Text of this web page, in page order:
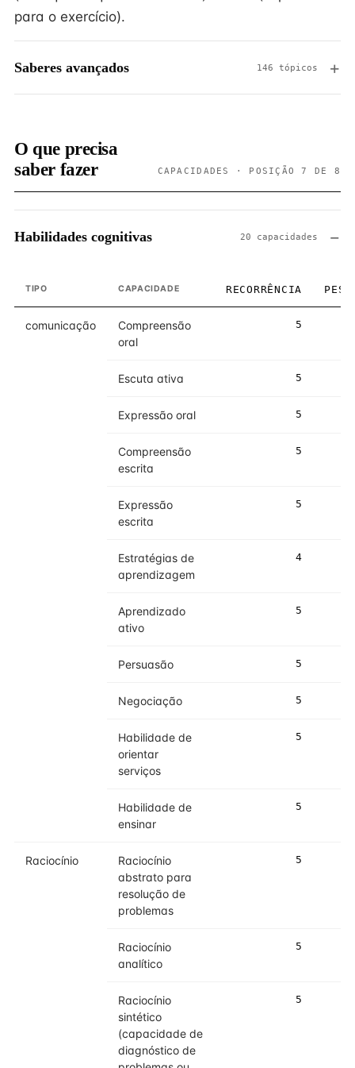
para o exercício).
Saberes avançados 146 tópicos
O que precisa
saber fazer
CAPACIDADES · POSIÇÃO 7 DE 8
Habilidades cognitivas 20 capacidades
TIPO CAPACIDADE RECORRÊNCIA PESO
comunicação
Compreensão
oral
5
Escuta ativa 5
Expressão oral 5
Compreensão
escrita
5
Expressão
escrita
5
Estratégias de
aprendizagem
4
Aprendizado
ativo
5
Persuasão 5
Negociação 5
Habilidade de
orientar
serviços
5
Habilidade de
ensinar
5
Raciocínio
Raciocínio
abstrato para
resolução de
problemas
5
Raciocínio
analítico
5
Raciocínio
sintético
(capacidade de
diagnóstico de
5